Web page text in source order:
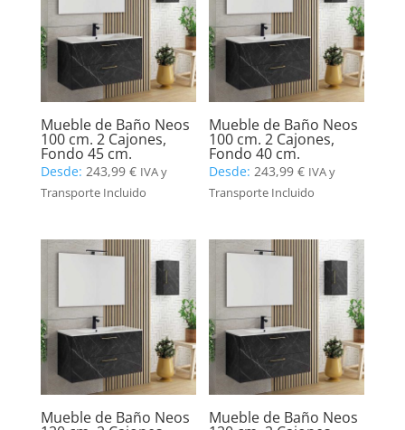
Mueble de Baño Neos
100 cm. 2 Cajones,
Fondo 45 cm.
Desde: 243,99 € IVA y
Transporte Incluido
Mueble de Baño Neos
100 cm. 2 Cajones,
Fondo 40 cm.
Desde:243,99€ IVA y
Transporte Incluido
Mueble de Baño Neos Mueble de Baño Neos